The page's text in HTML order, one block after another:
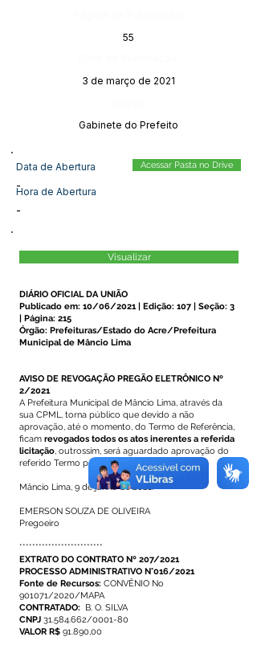
55
3 de março de 2021
Gabinete do Prefeito
Data de Abertura
-
Hora de Abertura
-
Acessar Pasta no Drive
Visualizar
DIÁRIO OFICIAL DA UNIÃO
Publicado em: 10/06/2021 | Edição: 107 | Seção: 3
| Página: 215
Órgão: Prefeituras/Estado do Acre/Prefeitura
Municipal de Mâncio Lima
AVISO DE REVOGAÇÃO PREGÃO ELETRÔNICO Nº
2/2021
A Prefeitura Municipal de Mâncio Lima, através da
sua CPML, torna público que devido a não
aprovação, até o momento, do Termo de Referência,
ficam revogados todos os atos inerentes a referida
licitação, outrossim, será aguardado aprovação do
referido Termo para nova publicação.
Mâncio Lima, 9 de junho de 2021.
EMERSON SOUZA DE OLIVEIRA
Pregoeiro
**************************
EXTRATO DO CONTRATO Nº 207/2021
PROCESSO ADMINISTRATIVO N°016/2021
Fonte de Recursos: CONVÊNIO No
901071/2020/MAPA
CONTRATADO: B. O. SILVA
CNPJ 31.584.662/0001-80
VALOR R$ 91.890,00